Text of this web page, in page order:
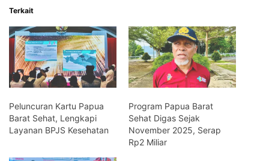
Terkait
Peluncuran Kartu Papua
Barat Sehat, Lengkapi
Layanan BPJS Kesehatan
Program Papua Barat
Sehat Digas Sejak
November 2025, Serap
Rp2 Miliar